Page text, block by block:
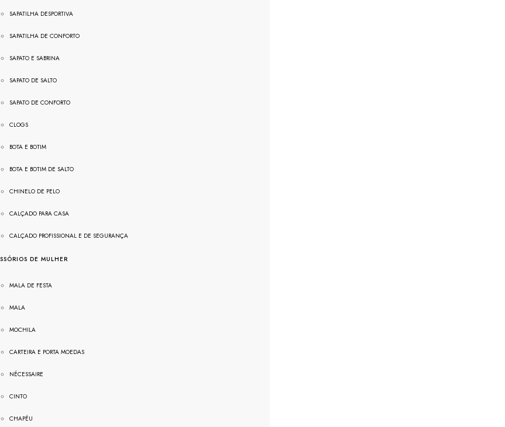
SAPATILHA DESPORTIVA
SAPATILHA DE CONFORTO
SAPATO E SABRINA
SAPATO DE SALTO
SAPATO DE CONFORTO
CLOGS
BOTA E BOTIM
BOTA E BOTIM DE SALTO
CHINELO DE PELO
CALÇADO PARA CASA
CALÇADO PROFISSIONAL E DE SEGURANÇA
DE MULHER
MALA DE FESTA
MALA
MOCHILA
CARTEIRA E PORTA MOEDAS
NÉCESSAIRE
CINTO
CHAPÉU